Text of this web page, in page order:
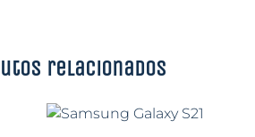
relacionados